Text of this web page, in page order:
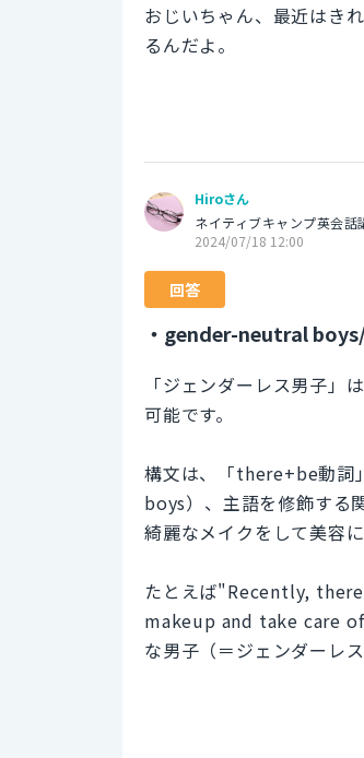
おじいちゃん、最近はき
るんだよ。
Hiroさん
ネイティブキャンプ英会話
2024/07/18 12:00
回答
・gender-neutral
「ジェンダーレス男子
可能です。
構文は、「there+be動
boys）、主語を修飾す
綺麗なメイクをして美容
たとえば"Recently,
makeup and take care of
な男子（＝ジェンダーレ